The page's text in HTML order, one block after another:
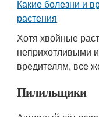
Какие болезни и
растения
Хотя хвойные
неприхотливыми
вредителям, все
Пилильщики